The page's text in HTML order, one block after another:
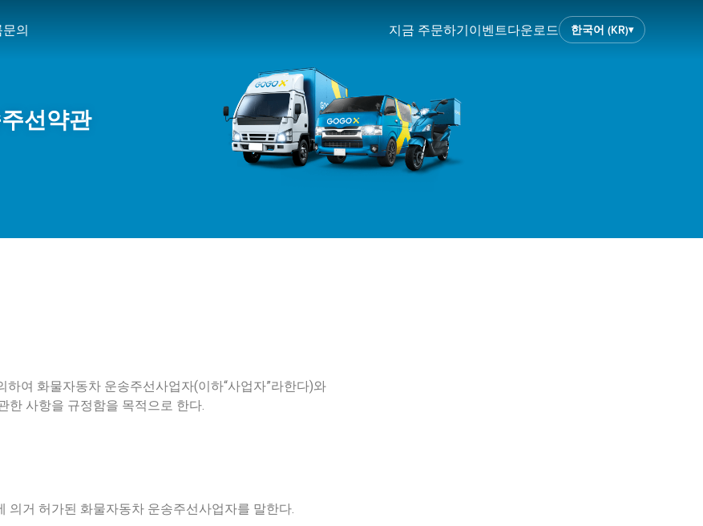
문의 지금 주문하기이벤트다운로드 한국어 (KR)▾
선약관
여 화물자동차 운송주선사업자(이하“사업자”라한다)와
한 사항을 규정함을 목적으로 한다.
의거 허가된 화물자동차 운송주선사업자를 말한다.